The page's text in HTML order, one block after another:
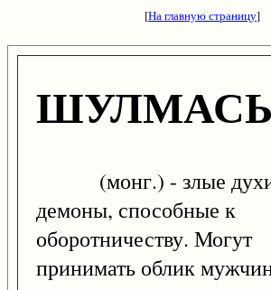
[На главную страницу]
(монг.) - злые
демоны, способные к
оборотничеству. Могут
принимать облик